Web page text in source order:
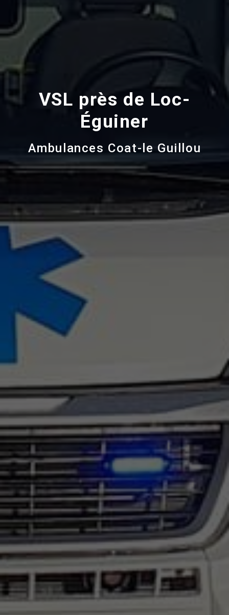
VSL près de Loc-
Éguiner
Ambulances Coat-le Guillou